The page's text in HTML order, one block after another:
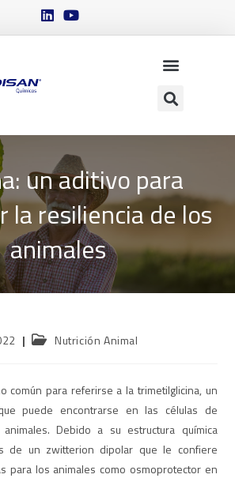
un aditivo para
la resiliencia de los
animales
Nutrición Animal
común para referirse a la trimetilglicina, un
puede encontrarse en las células de
Debido a su estructura química
de un zwitterion dipolar que le confiere
para los animales como osmoprotector en